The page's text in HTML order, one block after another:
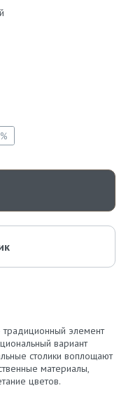
элемент
вариант
столики воплощают
материалы,
цветов.